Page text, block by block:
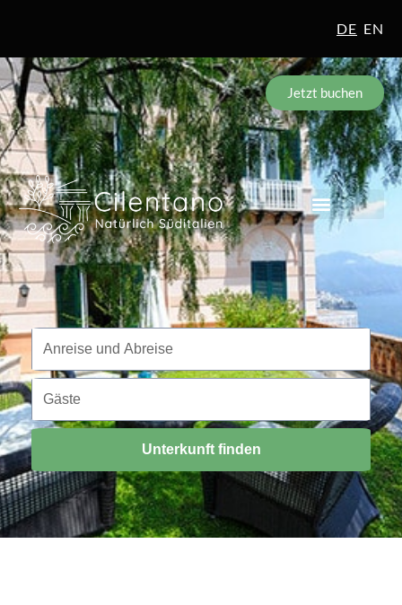
DE EN
Jetzt buchen
Reisezeitraum
Anreise und Abreise
Gäste
Gäste
Unterkunft finden